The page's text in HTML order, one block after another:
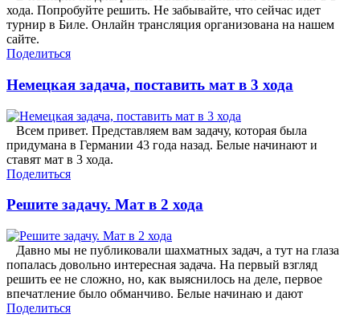
хода. Попробуйте решить. Не забывайте, что сейчас идет
турнир в Биле. Онлайн трансляция организована на нашем
сайте.
Поделиться
Немецкая задача, поставить мат в 3 хода
Всем привет. Представляем вам задачу, которая была
придумана в Германии 43 года назад. Белые начинают и
ставят мат в 3 хода.
Поделиться
Решите задачу. Мат в 2 хода
Давно мы не публиковали шахматных задач, а тут на глаза
попалась довольно интересная задача. На первый взгляд
решить ее не сложно, но, как выяснилось на деле, первое
впечатление было обманчиво. Белые начинаю и дают
Поделиться